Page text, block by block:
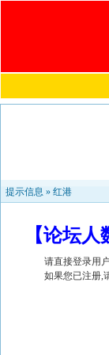
提示信息 » 红港
【论坛
请直接登录用
如果您已注册,